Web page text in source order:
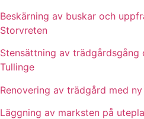
Beskärning av buskar och
Storvreten
Stensättning av
Tullinge
Renovering av trädgård med
Läggning av marksten på